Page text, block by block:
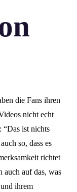
die Fans ihren
nicht echt
“Das ist nichts
so, dass es
richtet
auch auf das, was
ihrem